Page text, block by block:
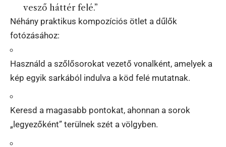
vesző háttér felé.”
Néhány praktikus kompozíciós ötlet a dűlők
fotózásához:
Használd a szőlősorokat vezető vonalként, amelyek a
kép egyik sarkából indulva a köd felé mutatnak.
Keresd a magasabb pontokat, ahonnan a sorok
„legyezőként” terülnek szét a völgyben.